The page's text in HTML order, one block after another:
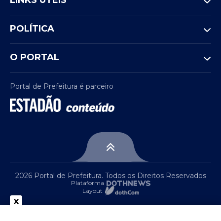
POLÍTICA
O PORTAL
Portal de Prefeitura é parceiro
2026 Portal de Prefeitura. Todos os Direitos Reservados
Plataforma
Layout
x